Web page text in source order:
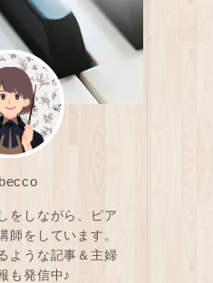
をしながら、ピア
師をしています。
ような記事＆主婦
も発信中♪